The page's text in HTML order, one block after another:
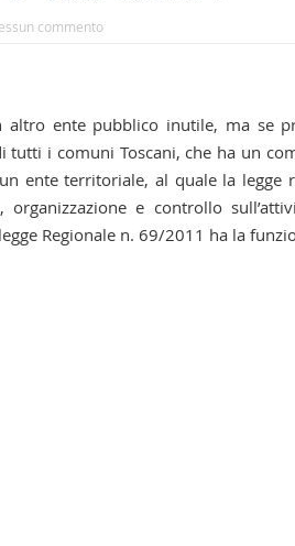
commento
ente pubblico inutile, ma se
tutti i comuni Toscani, che ha un
ente territoriale, al quale la legge
e controllo
Regionale n. 69/2011 ha la